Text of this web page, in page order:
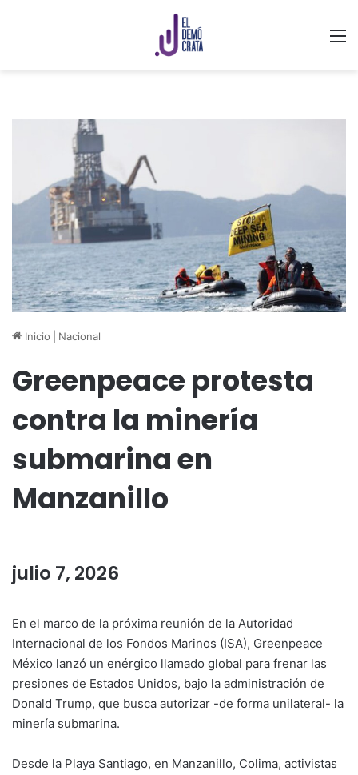
Inicio Nacional
Greenpeace protesta
contra la minería
submarina en
Manzanillo
julio 7, 2026
En el marco de la próxima reunión de la Autoridad
Internacional de los Fondos Marinos (ISA), Greenpeace
México lanzó un enérgico llamado global para frenar las
presiones de Estados Unidos, bajo la administración de
Donald Trump, que busca autorizar -de forma unilateral- la
minería submarina.
Desde la Playa Santiago, en Manzanillo, Colima, activistas